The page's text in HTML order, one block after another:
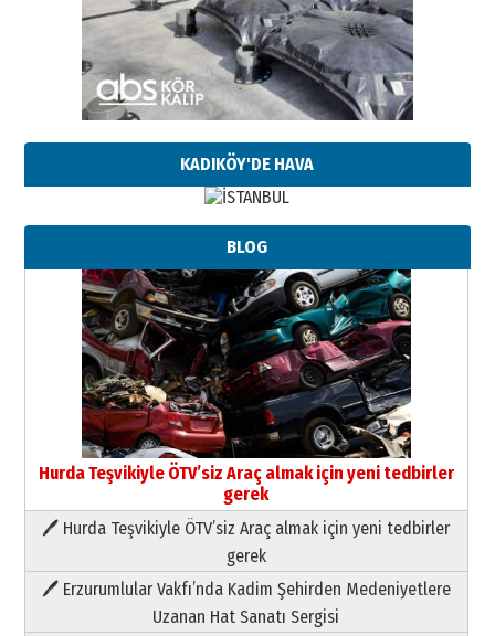
KADIKÖY'DE HAVA
BLOG
Hurda Teşvikiyle ÖTV’siz Araç almak için yeni tedbirler
gerek
🖊 Hurda Teşvikiyle ÖTV’siz Araç almak için yeni tedbirler
gerek
🖊 Erzurumlular Vakfı’nda Kadim Şehirden Medeniyetlere
Uzanan Hat Sanatı Sergisi
Paranın Aile Kültüründeki Yeri
03 Ağustos 2026 Pazartesi